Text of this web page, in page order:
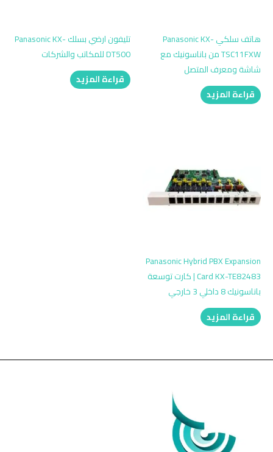
هاتف سلكي Panasonic KX-
TSC11FXW من باناسونيك مع
شاشة ومعرف المتصل
قراءة المزيد
تليفون ارضي بسلك Panasonic KX-
DT500 للمكاتب والشركات
قراءة المزيد
Panasonic Hybrid PBX Expansion
Card KX-TE82483 | كارت توسعة
باناسونيك 8 داخلي 3 خارجي
قراءة المزيد